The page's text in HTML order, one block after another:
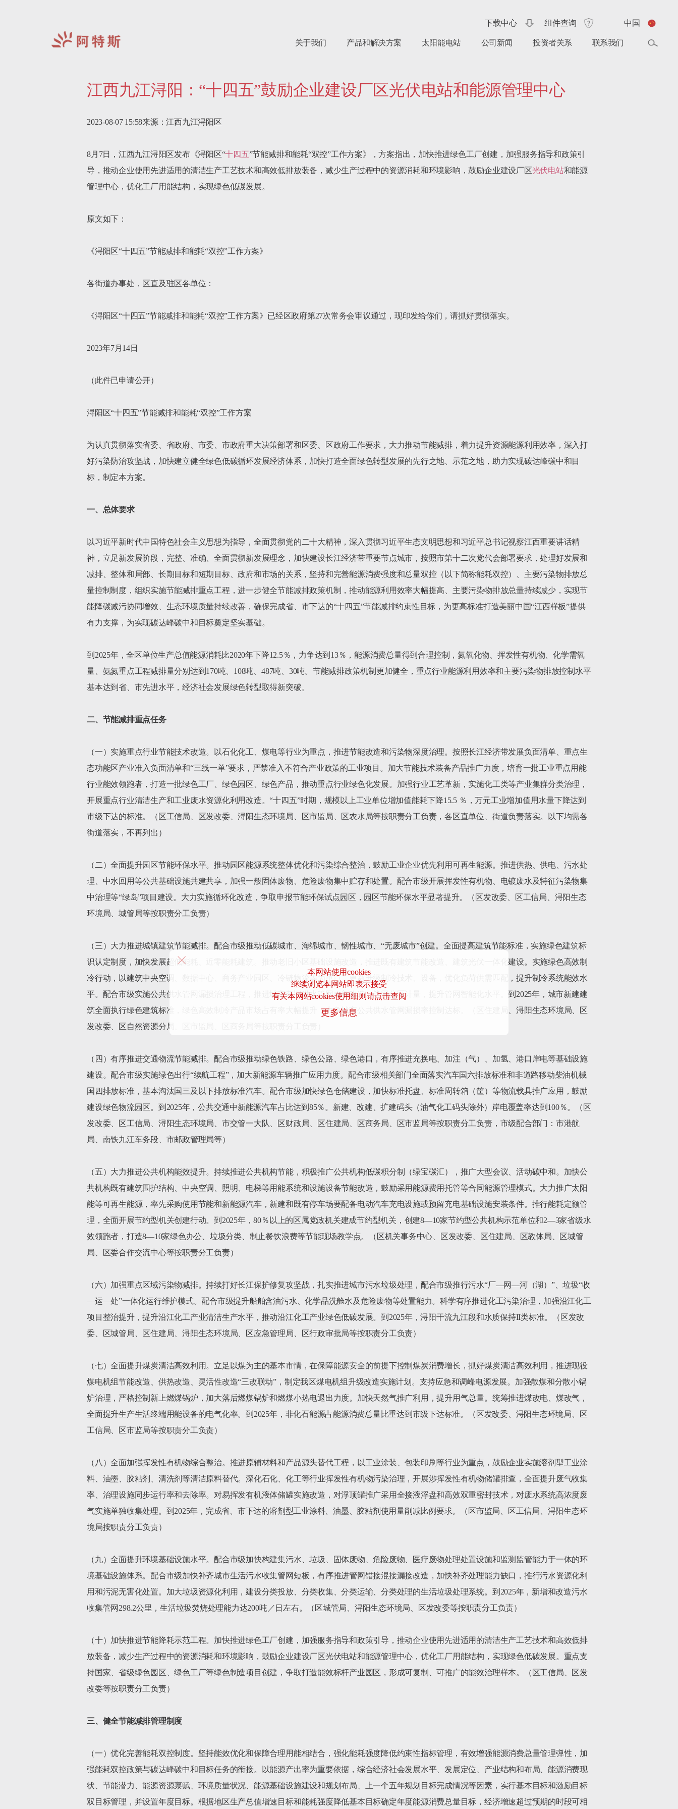
本网站使用cookies
继续浏览本网站即表示接受
有关本网站cookies使用细则请点击查阅
更多信息
关于我们 产品和解决方案 太阳能电站 公司新闻 投资者关系 联系我们
中国
组件查询
下载中心
江西九江浔阳：“十四五”鼓励企业建设厂区光伏电站和能源管理中心
2023-08-07 15:58来源：江西九江浔阳区
8月7日，江西九江浔阳区发布《浔阳区“十四五”节能减排和能耗“双控”工作方案》，方案指出，加快推进绿色工厂创建，加强服务指导和政策引
导，推动企业使用先进适用的清洁生产工艺技术和高效低排放装备，减少生产过程中的资源消耗和环境影响，鼓励企业建设厂区光伏电站和能源
管理中心，优化工厂用能结构，实现绿色低碳发展。
原文如下：
《浔阳区“十四五”节能减排和能耗“双控”工作方案》
各街道办事处，区直及驻区各单位：
《浔阳区“十四五”节能减排和能耗“双控”工作方案》已经区政府第27次常务会审议通过，现印发给你们，请抓好贯彻落实。
2023年7月14日
（此件已申请公开）
浔阳区“十四五”节能减排和能耗“双控”工作方案
为认真贯彻落实省委、省政府、市委、市政府重大决策部署和区委、区政府工作要求，大力推动节能减排，着力提升资源能源利用效率，深入打
好污染防治攻坚战，加快建立健全绿色低碳循环发展经济体系，加快打造全面绿色转型发展的先行之地、示范之地，助力实现碳达峰碳中和目
标，制定本方案。
一、总体要求
以习近平新时代中国特色社会主义思想为指导，全面贯彻党的二十大精神，深入贯彻习近平生态文明思想和习近平总书记视察江西重要讲话精
神，立足新发展阶段，完整、准确、全面贯彻新发展理念，加快建设长江经济带重要节点城市，按照市第十二次党代会部署要求，处理好发展和
减排、整体和局部、长期目标和短期目标、政府和市场的关系，坚持和完善能源消费强度和总量双控（以下简称能耗双控）、主要污染物排放总
量控制制度，组织实施节能减排重点工程，进一步健全节能减排政策机制，推动能源利用效率大幅提高、主要污染物排放总量持续减少，实现节
能降碳减污协同增效、生态环境质量持续改善，确保完成省、市下达的“十四五”节能减排约束性目标，为更高标准打造美丽中国“江西样板”提供
有力支撑，为实现碳达峰碳中和目标奠定坚实基础。
到2025年，全区单位生产总值能源消耗比2020年下降12.5％，力争达到13％，能源消费总量得到合理控制，氮氧化物、挥发性有机物、化学需氧
量、氨氮重点工程减排量分别达到170吨、108吨、487吨、30吨。节能减排政策机制更加健全，重点行业能源利用效率和主要污染物排放控制水平
基本达到省、市先进水平，经济社会发展绿色转型取得新突破。
二、节能减排重点任务
（一）实施重点行业节能技术改造。以石化化工、煤电等行业为重点，推进节能改造和污染物深度治理。按照长江经济带发展负面清单、重点生
态功能区产业准入负面清单和“三线一单”要求，严禁准入不符合产业政策的工业项目。加大节能技术装备产品推广力度，培育一批工业重点用能
行业能效领跑者，打造一批绿色工厂、绿色园区、绿色产品，推动重点行业绿色化发展。加强行业工艺革新，实施化工类等产业集群分类治理，
开展重点行业清洁生产和工业废水资源化利用改造。“十四五”时期，规模以上工业单位增加值能耗下降15.5 ％，万元工业增加值用水量下降达到
市级下达的标准。（区工信局、区发改委、浔阳生态环境局、区市监局、区农水局等按职责分工负责，各区直单位、街道负责落实。以下均需各
街道落实，不再列出）
（二）全面提升园区节能环保水平。推动园区能源系统整体优化和污染综合整治，鼓励工业企业优先利用可再生能源。推进供热、供电、污水处
理、中水回用等公共基础设施共建共享，加强一般固体废物、危险废物集中贮存和处置。配合市级开展挥发性有机物、电镀废水及特征污染物集
中治理等“绿岛”项目建设。大力实施循环化改造，争取申报节能环保试点园区，园区节能环保水平显著提升。（区发改委、区工信局、浔阳生态
环境局、城管局等按职责分工负责）
（三）大力推进城镇建筑节能减排。配合市级推动低碳城市、海绵城市、韧性城市、“无废城市”创建。全面提高建筑节能标准，实施绿色建筑标
识认定制度，加快发展超低能耗、近零能耗建筑。推动老旧小区基础设施改造，推进既有建筑节能改造、建筑光伏一体化建设。实施绿色高效制
冷行动，以建筑中央空调、数据中心、商务产业园区、冷链物流等为重点，更新升级制冷技术、设备，优化负荷供需匹配，提升制冷系统能效水
平。配合市级实施公共供水管网漏损治理工程，推进城市老旧供水管网更新改造、管网分区计量，提升管网智能化水平。到2025年，城市新建建
筑全面执行绿色建筑标准，绿色高效制冷产品市场占有率大幅提升，力争城市公共供水管网漏损率控制达标。（区住建局、浔阳生态环境局、区
发改委、区自然资源分局、区市监局、区商务局等按职责分工负责）
（四）有序推进交通物流节能减排。配合市级推动绿色铁路、绿色公路、绿色港口，有序推进充换电、加注（气）、加氢、港口岸电等基础设施
建设。配合市级实施绿色出行“续航工程”，加大新能源车辆推广应用力度。配合市级相关部门全面落实汽车国六排放标准和非道路移动柴油机械
国四排放标准，基本淘汰国三及以下排放标准汽车。配合市级加快绿色仓储建设，加快标准托盘、标准周转箱（筐）等物流载具推广应用，鼓励
建设绿色物流园区。到2025年，公共交通中新能源汽车占比达到85％。新建、改建、扩建码头（油气化工码头除外）岸电覆盖率达到100％。（区
发改委、区工信局、浔阳生态环境局、市交管一大队、区财政局、区住建局、区商务局、区市监局等按职责分工负责，市级配合部门：市港航
局、南铁九江车务段、市邮政管理局等）
（五）大力推进公共机构能效提升。持续推进公共机构节能，积极推广公共机构低碳积分制（绿宝碳汇），推广大型会议、活动碳中和。加快公
共机构既有建筑围护结构、中央空调、照明、电梯等用能系统和设施设备节能改造，鼓励采用能源费用托管等合同能源管理模式。大力推广太阳
能等可再生能源，率先采购使用节能和新能源汽车，新建和既有停车场要配备电动汽车充电设施或预留充电基础设施安装条件。推行能耗定额管
理，全面开展节约型机关创建行动。到2025年，80％以上的区属党政机关建成节约型机关，创建8—10家节约型公共机构示范单位和2—3家省级水
效领跑者，打造8—10家绿色办公、垃圾分类、制止餐饮浪费等节能现场教学点。（区机关事务中心、区发改委、区住建局、区教体局、区城管
局、区委合作交流中心等按职责分工负责）
（六）加强重点区域污染物减排。持续打好长江保护修复攻坚战，扎实推进城市污水垃圾处理，配合市级推行污水“厂—网—河（湖）”、垃圾“收
—运—处”一体化运行维护模式。配合市级提升船舶含油污水、化学品洗舱水及危险废物等处置能力。科学有序推进化工污染治理，加强沿江化工
项目整治提升，提升沿江化工产业清洁生产水平，推动沿江化工产业绿色低碳发展。到2025年，浔阳干流九江段和水质保持II类标准。（区发改
委、区城管局、区住建局、浔阳生态环境局、区应急管理局、区行政审批局等按职责分工负责）
（七）全面提升煤炭清洁高效利用。立足以煤为主的基本市情，在保障能源安全的前提下控制煤炭消费增长，抓好煤炭清洁高效利用，推进现役
煤电机组节能改造、供热改造、灵活性改造“三改联动”，制定我区煤电机组升级改造实施计划。支持应急和调峰电源发展。加强散煤和分散小锅
炉治理，严格控制新上燃煤锅炉，加大落后燃煤锅炉和燃煤小热电退出力度。加快天然气推广利用，提升用气总量。统筹推进煤改电、煤改气，
全面提升生产生活终端用能设备的电气化率。到2025年，非化石能源占能源消费总量比重达到市级下达标准。（区发改委、浔阳生态环境局、区
工信局、区市监局等按职责分工负责）
（八）全面加强挥发性有机物综合整治。推进原辅材料和产品源头替代工程，以工业涂装、包装印刷等行业为重点，鼓励企业实施溶剂型工业涂
料、油墨、胶粘剂、清洗剂等清洁原料替代。深化石化、化工等行业挥发性有机物污染治理，开展涉挥发性有机物储罐排查，全面提升废气收集
率、治理设施同步运行率和去除率。对易挥发有机液体储罐实施改造，对浮顶罐推广采用全接液浮盘和高效双重密封技术，对废水系统高浓度废
气实施单独收集处理。到2025年，完成省、市下达的溶剂型工业涂料、油墨、胶粘剂使用量削减比例要求。（区市监局、区工信局、浔阳生态环
境局按职责分工负责）
（九）全面提升环境基础设施水平。配合市级加快构建集污水、垃圾、固体废物、危险废物、医疗废物处理处置设施和监测监管能力于一体的环
境基础设施体系。配合市级加快补齐城市生活污水收集管网短板，有序推进管网错接混接漏接改造，加快补齐处理能力缺口，推行污水资源化利
用和污泥无害化处置。加大垃圾资源化利用，建设分类投放、分类收集、分类运输、分类处理的生活垃圾处理系统。到2025年，新增和改造污水
收集管网298.2公里，生活垃圾焚烧处理能力达200吨／日左右。（区城管局、浔阳生态环境局、区发改委等按职责分工负责）
（十）加快推进节能降耗示范工程。加快推进绿色工厂创建，加强服务指导和政策引导，推动企业使用先进适用的清洁生产工艺技术和高效低排
放装备，减少生产过程中的资源消耗和环境影响，鼓励企业建设厂区光伏电站和能源管理中心，优化工厂用能结构，实现绿色低碳发展。重点支
持国家、省级绿色园区、绿色工厂等绿色制造项目创建，争取打造能效标杆产业园区，形成可复制、可推广的能效治理样本。（区工信局、区发
改委等按职责分工负责）
三、健全节能减排管理制度
（一）优化完善能耗双控制度。坚持能效优化和保障合理用能相结合，强化能耗强度降低约束性指标管理，有效增强能源消费总量管理弹性，加
强能耗双控政策与碳达峰碳中和目标任务的衔接。以能源产出率为重要依据，综合经济社会发展水平、发展定位、产业结构和布局、能源消费现
状、节能潜力、能源资源禀赋、环境质量状况、能源基础设施建设和规划布局、上一个五年规划目标完成情况等因素，实行基本目标和激励目标
双目标管理，并设置年度目标。根据地区生产总值增速目标和能耗强度降低基本目标确定年度能源消费总量目标，经济增速超过预期的时段可相